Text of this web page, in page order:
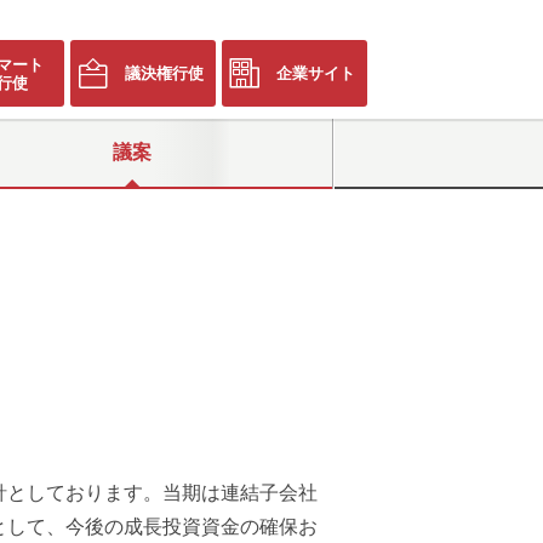
ート
使
議決権行使 企業サイト
議案
しております。当期は連結子会社
て、今後の成長投資資金の確保お